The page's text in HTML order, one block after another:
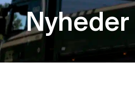
Nyheder